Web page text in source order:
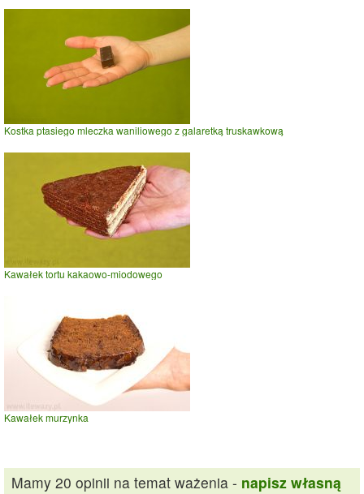
Kostka ptasiego mleczka waniliowego z galaretką truskawkową
Kawałek tortu kakaowo-miodowego
Kawałek murzynka
Mamy 20 opinii na temat ważenia - napisz własną